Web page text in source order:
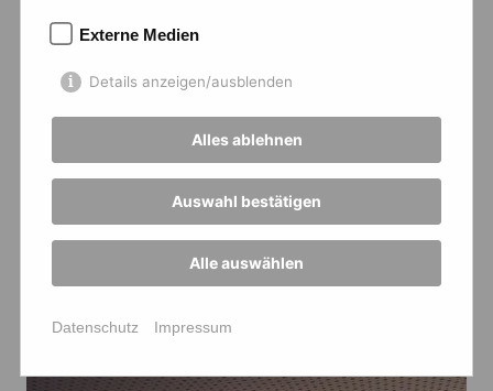
Externe Medien
Details anzeigen/ausblenden
Alles ablehnen
Auswahl bestätigen
Alle auswählen
Datenschutz Impressum